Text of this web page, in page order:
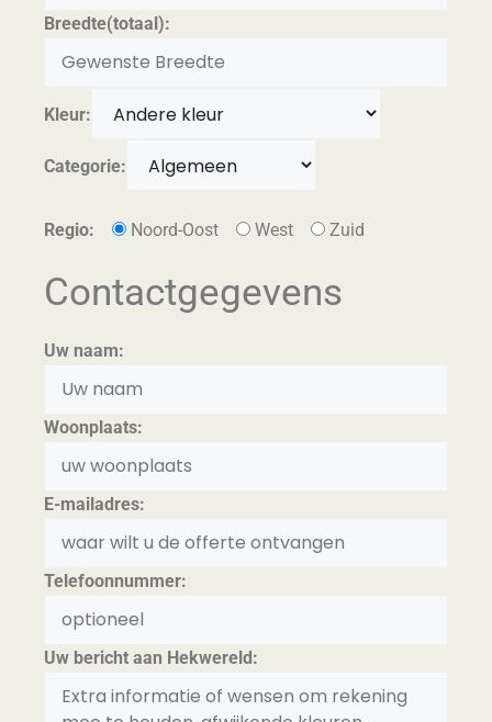
Breedte(totaal):
Kleur:
Categorie:
Regio: Noord-Oost West Zuid
Contactgegevens
Uw naam:
Woonplaats:
E-mailadres:
Telefoonnummer:
Uw bericht aan Hekwereld: